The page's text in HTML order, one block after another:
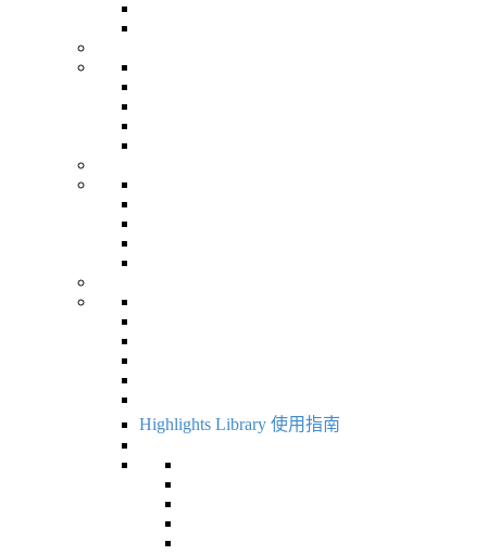
Highlights Library 使用指南